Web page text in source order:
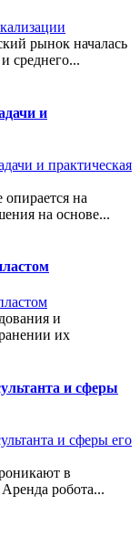
рынок началась
среднего...
и
опирается на
на основе...
и
их
и сферы
в
робота...